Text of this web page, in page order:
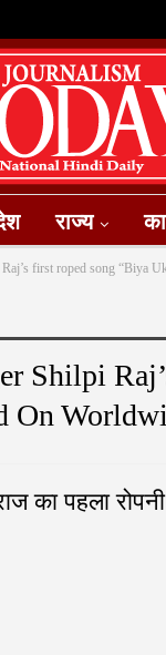
राज्य
first roped song “Biya
Shilpi
On
का पहला